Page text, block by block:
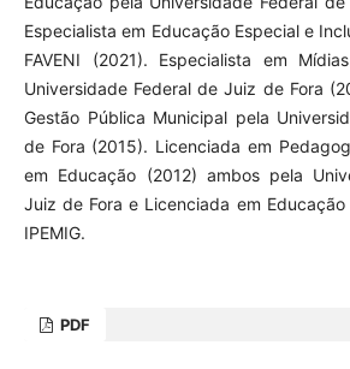
Especialista em Educação Especial e
FAVENI (2021). Especialista em
Universidade Federal de Juiz de Fora
Gestão Pública Municipal pela
de Fora (2015). Licenciada em
em Educação (2012) ambos pela
Juiz de Fora e Licenciada em
IPEMIG.
PDF